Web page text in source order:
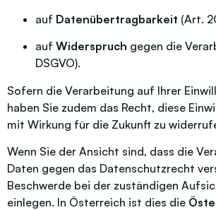
auf Datenübertragbarkeit (Art.
auf Widerspruch gegen die
DSGVO).
Sofern die Verarbeitung auf Ihrer
haben Sie zudem das Recht, diese
mit Wirkung für die Zukunft zu
Wenn Sie der Ansicht sind, dass die
Daten gegen das Datenschutzrecht
Beschwerde bei der zuständigen
einlegen. In Österreich ist dies die